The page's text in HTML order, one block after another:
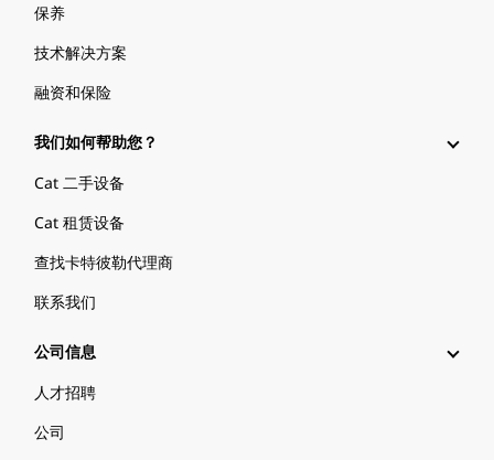
保养
技术解决方案
融资和保险
我们如何帮助您？
Cat 二手设备
Cat 租赁设备
查找卡特彼勒代理商
联系我们
公司信息
人才招聘
公司